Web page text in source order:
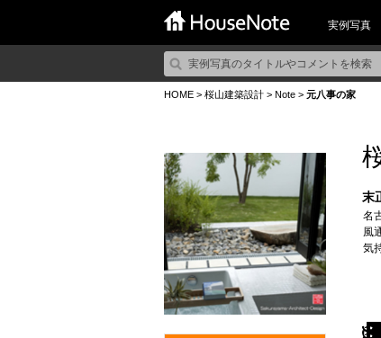
実例写真
HOME > 桜山建築設計 > Note > 元八事の家
末
名
風
気